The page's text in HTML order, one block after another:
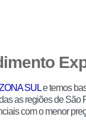
SULe temos
as regiões de São
com o menor